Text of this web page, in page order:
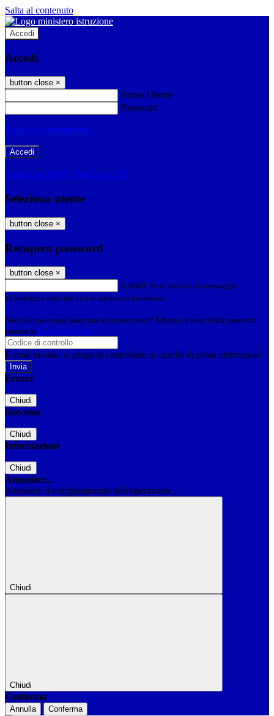
Salta al contenuto
Accedi
Accedi
button close ×
Nome Utente
Password
Password dimenticata?
-
Entra con SPID Entra con CIE
Seleziona utente
button close ×
Recupero password
button close ×
E-mail Verrà inviato un messaggio
all'indirizzo indicato con le istruzioni necessarie.
Non hai una e-mail associata al nome utente? Effettua il reset della password
tramite la Login Spaggiari
E-mail inviata, si prega di controllare la casella di posta elettronica!
Errore
Chiudi
Successo
Chiudi
Informazione
Chiudi
Attendere...
Attendere il completamento dell'operazione...
Chiudi
Chiudi
Conferma
Annulla Conferma